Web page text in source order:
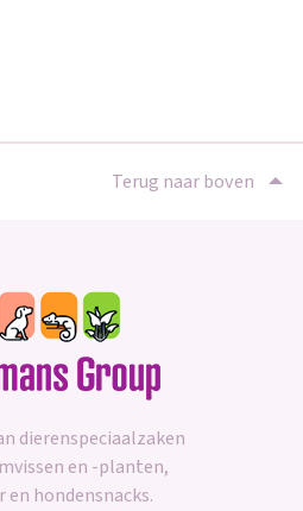
Terug naar boven
dierenspeciaalzaken
en -planten,
en hondensnacks.